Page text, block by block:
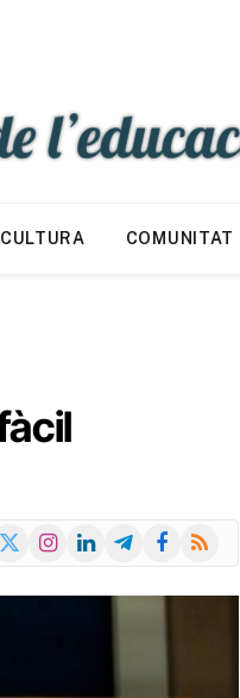
COMUNITAT
X
Instagram
LinkedInTelegramFacebook
RSS